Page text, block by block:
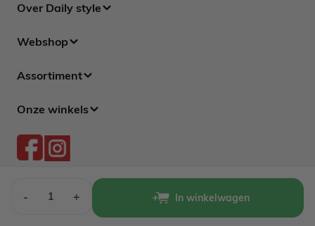
- + In winkelwagen
Over Daily style
Webshop
Assortiment
Onze winkels
© 2015 - 2026 | Daily StyleAlgemene voorwaardenPrivacy policy